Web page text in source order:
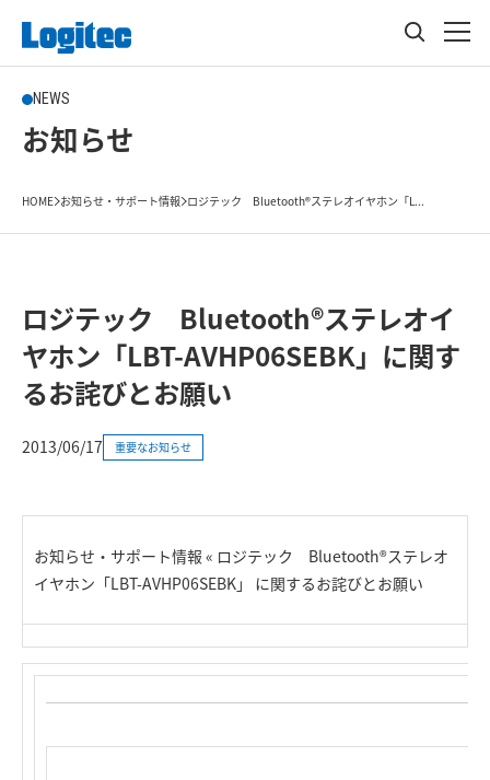
NEWS
お知らせ
HOME お知らせ・サポート情報 ロジテック Bluetooth®ステレオイヤホン「L...
ロジテック Bluetooth®ステレオイ
ヤホン「LBT-AVHP06SEBK」に関す
るお詫びとお願い
2013/06/17 重要なお知らせ
お知らせ・サポート情報 « ロジテック Bluetooth®ステレオ
イヤホン「LBT-AVHP06SEBK」 に関するお詫びとお願い